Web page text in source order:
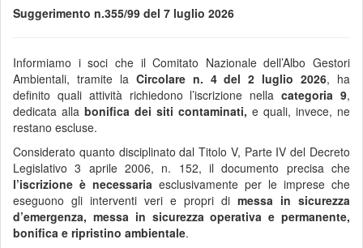
Suggerimento n.355/99 del 7 luglio 2026
Informiamo i soci che il Comitato Nazionale dell’Albo Gestori
Ambientali, tramite la Circolare n. 4 del 2 luglio 2026, ha
definito quali attività richiedono l’iscrizione nellacategoria 9,
dedicata alla bonifica dei siti contaminati, e quali, invece, ne
restano escluse.
Considerato quanto disciplinato dal Titolo V, Parte IV del Decreto
Legislativo 3 aprile 2006, n. 152, il documento precisa che
l’iscrizione è necessaria esclusivamente per le imprese che
eseguono gli interventi veri e propri di messa in sicurezza
d’emergenza, messa in sicurezza operativa e permanente,
bonifica e ripristino ambientale.